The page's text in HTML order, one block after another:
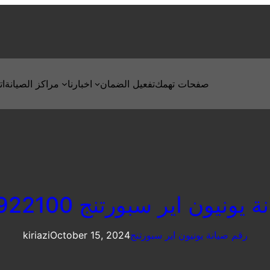
مراكز الصيانة اخبارنا تفعيل الضمانصفحات تهمك
اير سبورتنج 01096922100
kiriaziOctober 15, 2024رقم صيانة يونيون اير سبورتنج